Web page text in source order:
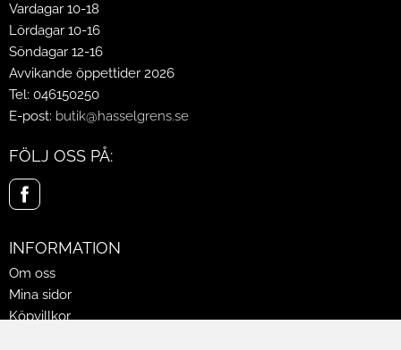
Vardagar 10-18
Lördagar 10-16
Söndagar 12-16
Avvikande öppettider 2026
Tel: 046150250
E-post: butik@hasselgrens.se
FÖLJ OSS PÅ:
INFORMATION
Om oss
Mina sidor
Köpvillkor